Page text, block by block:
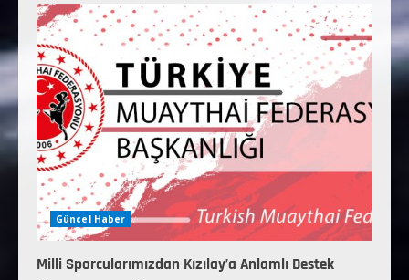
Güncel Haber
Milli Sporcularımızdan Kızılay’a Anlamlı Destek